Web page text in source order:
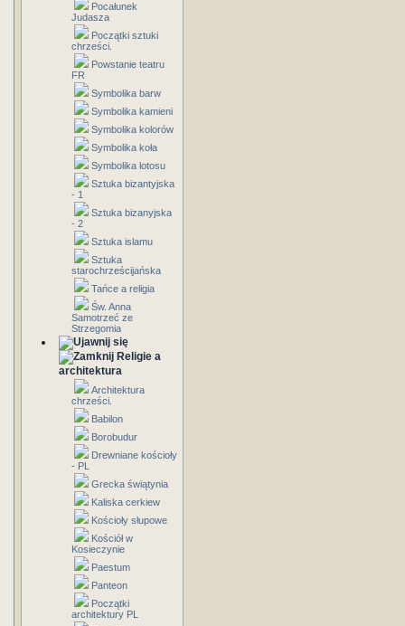
Pocałunek
Judasza
Początki sztuki
chrześci.
Powstanie teatru
FR
Symbolika barw
Symbolika kamieni
Symbolika kolorów
Symbolika koła
Symbolika lotosu
Sztuka bizantyjska
- 1
Sztuka bizanyjska
- 2
Sztuka islamu
Sztuka
starochrześcijańska
Tańce a religia
Św. Anna
Samotrzeć ze
Strzegomia
Religie a
architektura
Architektura
chrześci.
Babilon
Borobudur
Drewniane kościoły
- PL
Grecka świątynia
Kaliska cerkiew
Kościoły słupowe
Kościół w
Kosieczynie
Paestum
Panteon
Początki
architektury PL